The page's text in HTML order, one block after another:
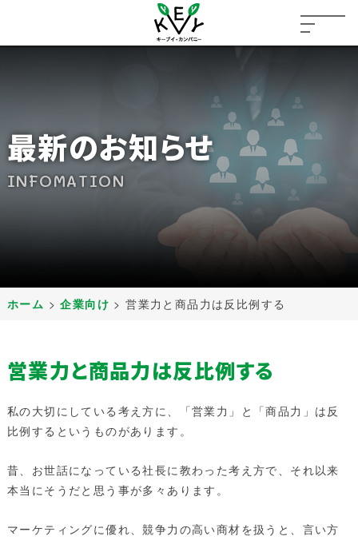
最新のお知らせ
INFOMATION
ホーム >企業向け >営業力と商品力は反比例する
営業力と商品力は反比例する
私の大切にしている考え方に、「営業力」と「商品力」は反
比例するというものがあります。
昔、お世話になっている社長に教わった考え方で、それ以来
本当にそうだと思う事が多々あります。
マーケティングに優れ、競争力の高い商材を扱うと、言い方